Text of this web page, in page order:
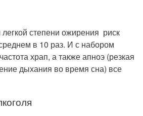
степени ожирения риск
в 10 раз. И с набором
храп, а также апноэ (резкая
дыхания во время сна) все